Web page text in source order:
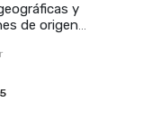
y
de origen